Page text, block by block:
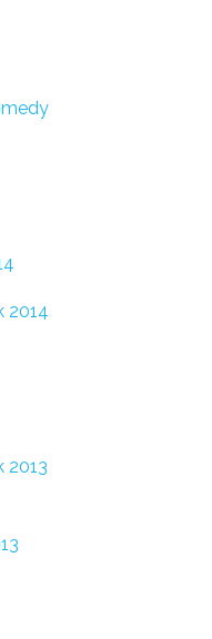
2014
2013